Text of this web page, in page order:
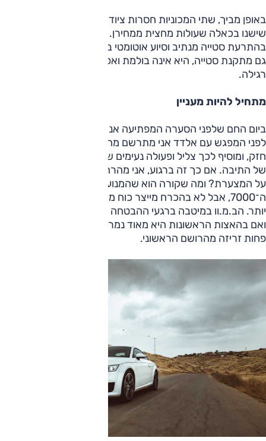
באופן מביך, שתי המכוניות חסרות ציוד בטיחותי מתקדם מהסוג
שישנו בכאלה שעולות מחצית ממחירן. הב.מ.וו מסתפקת
בהתרעת סטייה מנתיב וסיוע אוטומטי בבלימה, ובשעה שהאודי
גם מתקנת סטייה, היא אינה בולמת ואפילו אין לה בקרת שיוט
רגילה.
מתחיל להיות מעניין
ביום החם שלפני הסערה המפתיעה אנחנו יורדים דרומה, ועוד
לפני המפגש עם אלדד אני מתרשם מהבימר. בסל"ד בינוני המנוע
חזק, ומוסיף לכך צליל ופעולה נעימים שמשתלבים באופי הזורם
של התיבה. אם כך זה ברגוע, אני מהרהר, מה יקרה כאשר נלחץ
על המצערת? ומה שקורה הוא שהמנוע שש לטפס ולנגוע בקו
ה־7000, אבל לא בהכרח מייצר כוח מורגש רב יותר או צליל ערב
יותר. הב.מ.וו במיטבה ברגעי ההבטחה ולאו דווקא בשניות הקיום.
ואם בהאצות הראשונות היא מאוד נמרצת, הרי בסופן היא קצת
פחות זריזה מהרושם הראשוני.